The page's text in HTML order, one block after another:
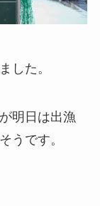
した。
明日は出漁
うです。